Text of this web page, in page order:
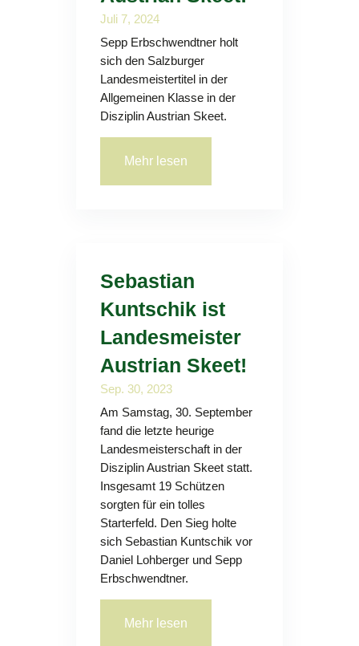
Juli 7, 2024
Sepp Erbschwendtner holt
sich den Salzburger
Landesmeistertitel in der
Allgemeinen Klasse in der
Disziplin Austrian Skeet.
Mehr lesen
Sebastian
Kuntschik ist
Landesmeister
Austrian Skeet!
Sep. 30, 2023
Am Samstag, 30. September
fand die letzte heurige
Landesmeisterschaft in der
Disziplin Austrian Skeet statt.
Insgesamt 19 Schützen
sorgten für ein tolles
Starterfeld. Den Sieg holte
sich Sebastian Kuntschik vor
Daniel Lohberger und Sepp
Erbschwendtner.
Mehr lesen